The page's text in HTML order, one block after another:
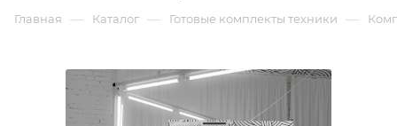
Главная — Каталог — Готовые комплекты техники —